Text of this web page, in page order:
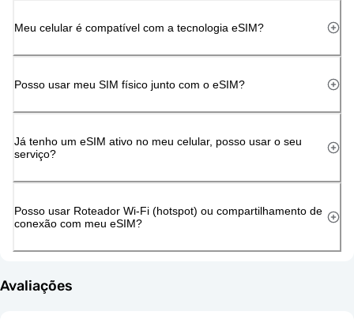
Meu celular é compatível com a tecnologia eSIM?
Posso usar meu SIM físico junto com o eSIM?
Já tenho um eSIM ativo no meu celular, posso usar o seu
serviço?
Posso usar Roteador Wi-Fi (hotspot) ou compartilhamento de
conexão com meu eSIM?
Avaliações